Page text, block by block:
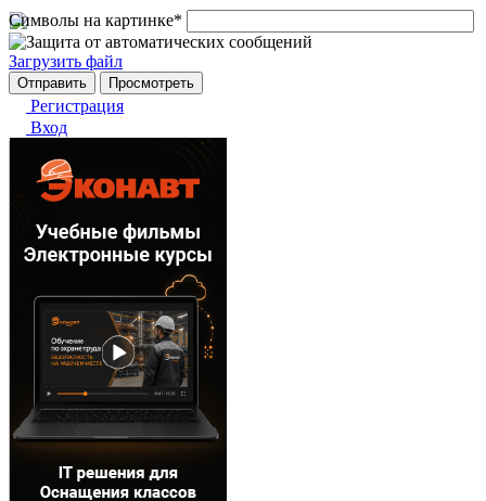
Символы на картинке*
Загрузить файл
Регистрация
Вход